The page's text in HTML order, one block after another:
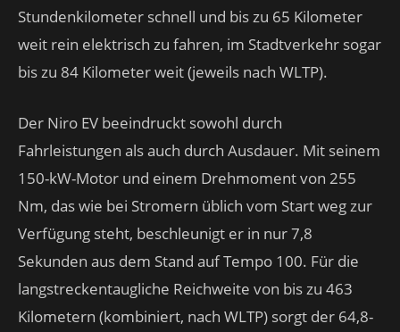
Stundenkilometer schnell und bis zu 65 Kilometer
weit rein elektrisch zu fahren, im Stadtverkehr sogar
bis zu 84 Kilometer weit (jeweils nach WLTP).
Der Niro EV beeindruckt sowohl durch
Fahrleistungen als auch durch Ausdauer. Mit seinem
150-kW-Motor und einem Drehmoment von 255
Nm, das wie bei Stromern üblich vom Start weg zur
Verfügung steht, beschleunigt er in nur 7,8
Sekunden aus dem Stand auf Tempo 100. Für die
langstreckentaugliche Reichweite von bis zu 463
Kilometern (kombiniert, nach WLTP) sorgt der 64,8-